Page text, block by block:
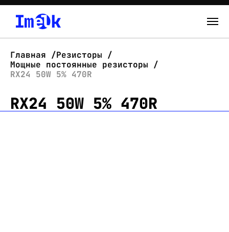
О нас
Новости
Главная
Резисторы
Мощные постоянные резисторы
RX24 50W 5% 470R
RX24 50W 5% 470R